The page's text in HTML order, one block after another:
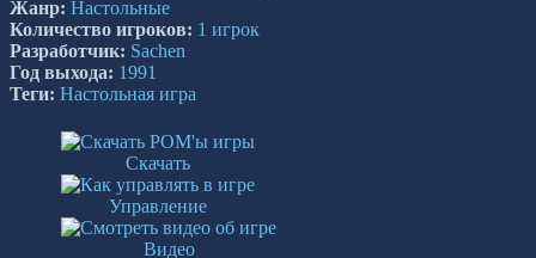
Жанр: Настольные
Количество игроков: 1 игрок
Разработчик: Sachen
Год выхода: 1991
Теги: Настольная игра
Скачать
Управление
Видео